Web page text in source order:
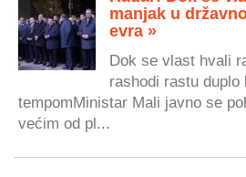
manjak u
evra »
Dok se vlast hvali
rashodi rastu duplo
tempomMinistar Mali javno se
većim od pl...